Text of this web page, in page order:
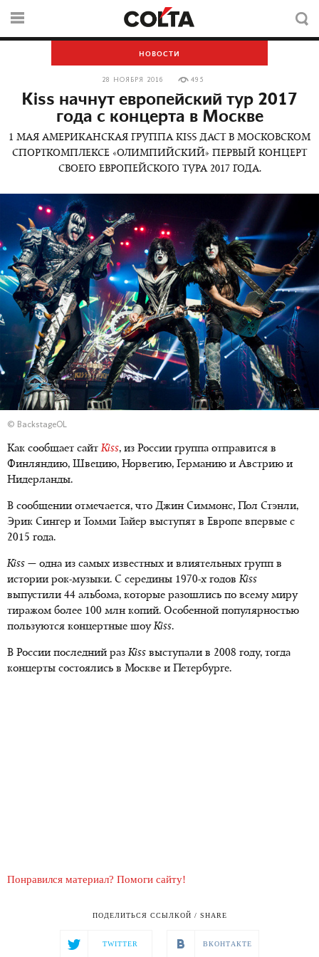
НОВОСТИ
28 НОЯБРЯ 2016 495
Kiss начнут европейский тур 2017
года с концерта в Москве
1 МАЯ АМЕРИКАНСКАЯ ГРУППА KISS ДАСТ В МОСКОВСКОМ
СПОРТКОМПЛЕКСЕ «ОЛИМПИЙСКИЙ» ПЕРВЫЙ КОНЦЕРТ
СВОЕГО ЕВРОПЕЙСКОГО ТУРА 2017 ГОДА.
© BackstageOL
Как сообщает сайтKiss, из России группа отправится в
Финляндию, Швецию, Норвегию, Германию и Австрию и
Нидерланды.
В сообщении отмечается, что Джин Симмонс, Пол Стэнли,
Эрик Сингер и Томми Тайер выступят в Европе впервые с
2015 года.
Kiss — одна из самых известных и влиятельных групп в
истории рок-музыки. С середины 1970-х годовKiss
выпустили 44 альбома, которые разошлись по всему миру
тиражом более 100 млн копий. Особенной популярностью
пользуются концертные шоуKiss.
В России последний разKiss выступали в 2008 году, тогда
концерты состоялись в Москве и Петербурге.
Понравился материал? Помоги сайту!
ПОДЕЛИТЬСЯ ССЫЛКОЙ / SHARE
TWITTER ВКОНТАКТЕ